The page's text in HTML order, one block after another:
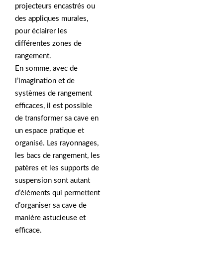
projecteurs encastrés ou
des appliques murales,
pour éclairer les
différentes zones de
rangement.
En somme, avec de
l’imagination et de
systèmes de rangement
efficaces, il est possible
de transformer sa cave en
un espace pratique et
organisé. Les rayonnages,
les bacs de rangement, les
patères et les supports de
suspension sont autant
d’éléments qui permettent
d’organiser sa cave de
manière astucieuse et
efficace.